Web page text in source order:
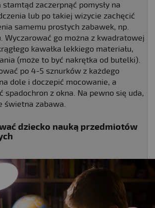
zaczerpnąć pomysły na
lub po takiej wizycie zachęcić
samemu prostych zabawek, np.
Wyczarować go można z kwadratowej
kawałka lekkiego materiału,
(może to być nakrętka od butelki).
po 4-5 sznurków z każdego
dole i doczepić mocowanie, a
spadochron z okna. Na pewno się uda,
świetna zabawa.
dziecko nauką przedmiotów